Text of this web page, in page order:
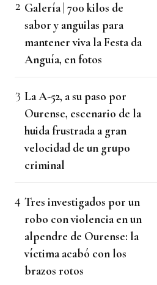
Galería | 700 kilos de
sabor y anguilas para
mantener viva la Festa da
Anguía, en fotos
La A-52, a su paso por
Ourense, escenario de la
huida frustrada a gran
velocidad de un grupo
criminal
Tres investigados por un
robo con violencia en un
alpendre de Ourense: la
víctima acabó con los
brazos rotos